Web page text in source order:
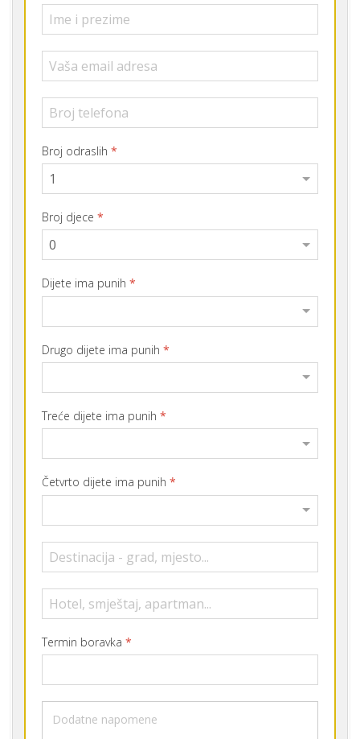
Broj odraslih *
Broj djece *
Dijete ima punih *
Drugo dijete ima punih *
Treće dijete ima punih *
Četvrto dijete ima punih *
Termin boravka *